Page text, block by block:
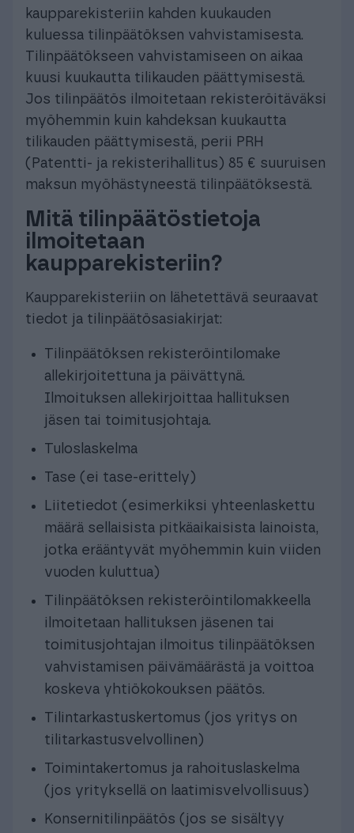
kaupparekisteriin kahden kuukauden
kuluessa tilinpäätöksen vahvistamisesta.
Tilinpäätökseen vahvistamiseen on aikaa
kuusi kuukautta tilikauden päättymisestä.
Jos tilinpäätös ilmoitetaan rekisteröitäväksi
myöhemmin kuin kahdeksan kuukautta
tilikauden päättymisestä, perii PRH
(Patentti- ja rekisterihallitus) 85 € suuruisen
maksun myöhästyneestä tilinpäätöksestä.
Mitä tilinpäätöstietoja
ilmoitetaan
kaupparekisteriin?
Kaupparekisteriin on lähetettävä seuraavat
tiedot ja tilinpäätösasiakirjat:
Tilinpäätöksen rekisteröintilomake
allekirjoitettuna ja päivättynä.
Ilmoituksen allekirjoittaa hallituksen
jäsen tai toimitusjohtaja.
Tuloslaskelma
Tase (ei tase-erittely)
Liitetiedot (esimerkiksi yhteenlaskettu
määrä sellaisista pitkäaikaisista lainoista,
jotka erääntyvät myöhemmin kuin viiden
vuoden kuluttua)
Tilinpäätöksen rekisteröintilomakkeella
ilmoitetaan hallituksen jäsenen tai
toimitusjohtajan ilmoitus tilinpäätöksen
vahvistamisen päivämäärästä ja voittoa
koskeva yhtiökokouksen päätös.
Tilintarkastuskertomus (jos yritys on
tilitarkastusvelvollinen)
Toimintakertomus ja rahoituslaskelma
(jos yrityksellä on laatimisvelvollisuus)
Konsernitilinpäätös (jos se sisältyy